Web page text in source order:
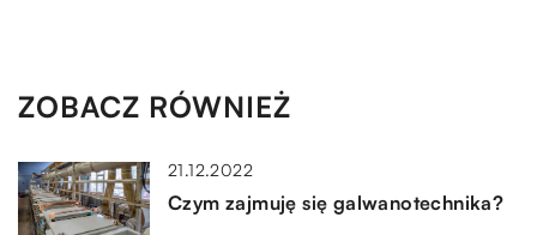
ZOBACZ RÓWNIEŻ
21.12.2022
Czym zajmuję się galwanotechnika?